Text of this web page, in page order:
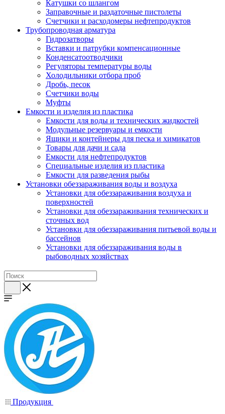
Катушки со шлангом
Заправочные и раздаточные пистолеты
Счетчики и расходомеры нефтепродуктов
Трубопроводная арматура
Гидрозатворы
Вставки и патрубки компенсационные
Конденсатоотводчики
Регуляторы температуры воды
Холодильники отбора проб
Дробь, песок
Счетчики воды
Муфты
Емкости и изделия из пластика
Емкости для воды и технических жидкостей
Модульные резервуары и емкости
Ящики и контейнеры для песка и химикатов
Товары для дачи и сада
Емкости для нефтепродуктов
Специальные изделия из пластика
Емкости для разведения рыбы
Установки обеззараживания воды и воздуха
Установки для обеззараживания воздуха и
поверхностей
Установки для обеззараживания технических и
сточных вод
Установки для обеззараживания питьевой воды и
бассейнов
Установки для обеззараживания воды в
рыбоводных хозяйствах
Продукция